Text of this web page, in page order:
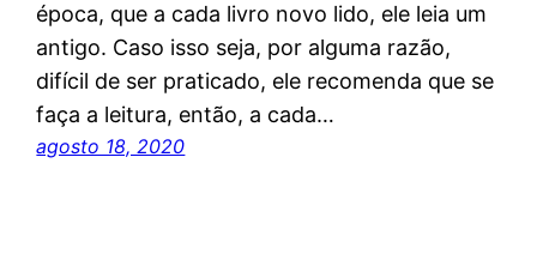
época, que a cada livro novo lido, ele leia um
antigo. Caso isso seja, por alguma razão,
difícil de ser praticado, ele recomenda que se
faça a leitura, então, a cada…
agosto 18, 2020